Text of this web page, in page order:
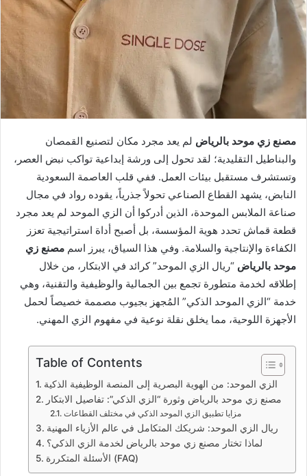
مصنع زي موحد بالرياض لم يعد مجرد مكان لتصنيع القمصان
والبناطيل التقليدية؛ لقد تحول إلى ورشة إبداعية تواكب نبض العصر،
وتستشرف مستقبل بيئات العمل. ففي قلب العاصمة السعودية
النابض، يشهد القطاع الصناعي تحولاً جذرياً، يقوده رواد في مجال
صناعة الملابس الموحدة، الذين أدركوا أن الزي الموحد لم يعد مجرد
قطعة قماش تحدد هوية المؤسسة، بل أصبح أداة استراتيجية تعزز
الكفاءة والإنتاجية والسلامة. وفي هذا السياق، يبرز اسم مصنع زي
موحد بالرياض “ريال الزي الموحد” كرائد في الابتكار، من خلال
إطلاقه لخدمة متطورة تجمع بين الجمالية والوظيفية والتقنية، وهي
خدمة “الزي الموحد الذكي” المُجهز بجيوب مصممة خصيصاً لحمل
الأجهزة اللوحية، مما يخلق نقلة نوعية في مفهوم الزي المهني.
Table of Contents
الزي الموحد: من الهوية البصرية إلى المنصة الوظيفية الذكية
مصنع زي موحد بالرياض وثورة “الزي الذكي”: تفاصيل الابتكار
مزايا تطبيق الزي الموحد الذكي في مختلف القطاعات
ريال الزي الموحد: شريكك المتكامل في عالم الأزياء المهنية
لماذا تختار مصنع زي موحد بالرياض لخدمة الزي الذكي؟
الأسئلة المتكررة (FAQ)